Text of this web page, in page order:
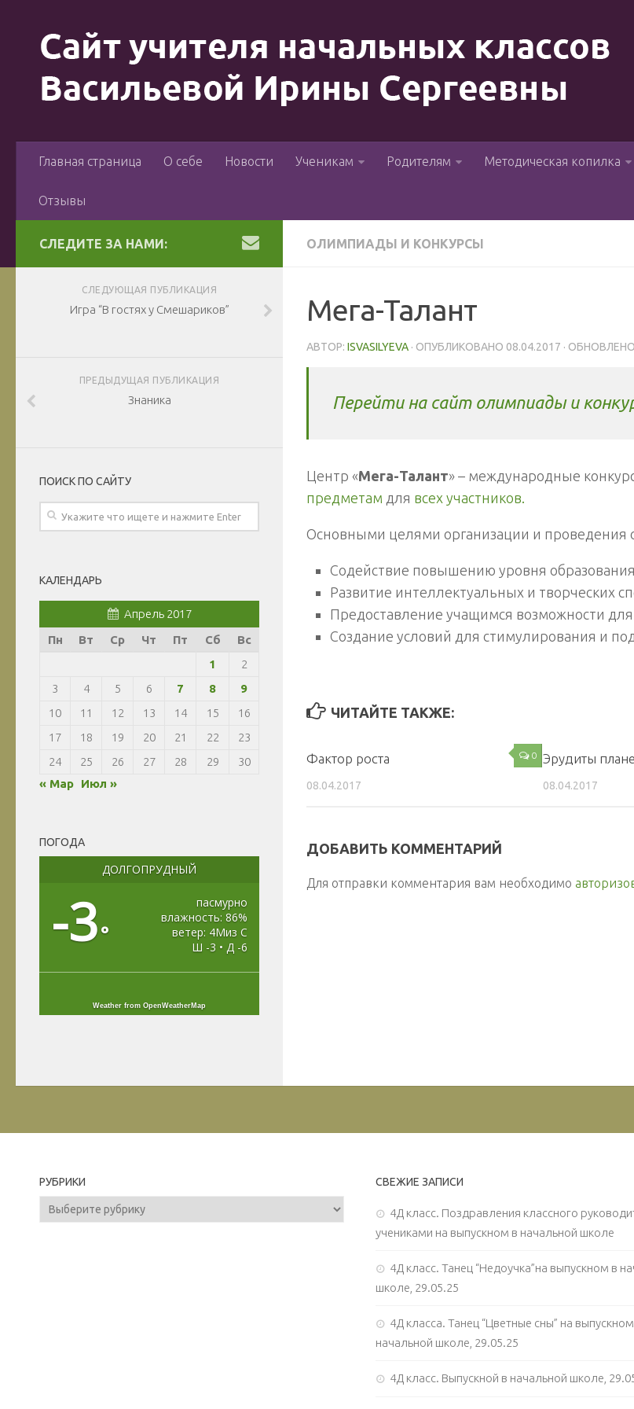
Главная страница О себе Новости Ученикам Родителям Методическая копилка
Отзывы
ОЛИМПИАДЫ И КОНКУРСЫ
Мега-Талант
АВТОР: ISVASILYEVA · ОПУБЛИКОВАНО 08.04.2017 · ОБНОВЛЕНО
Перейти на сайт олимпиады и
Центр «Мега-Талант» – международные
предметам для всех участников.
Основными целями организации и проведения
Содействие повышению уровня
Развитие интеллектуальных и творческих
Предоставление учащимся возможности
Создание условий для стимулирования и
ЧИТАЙТЕ ТАКЖЕ:
0
Фактор роста
08.04.2017
Эрудиты
08.04.2017
ДОБАВИТЬ КОММЕНТАРИЙ
Для отправки комментария вам необходимо
СЛЕДИТЕ ЗА НАМИ:
СЛЕДУЮЩАЯ ПУБЛИКАЦИЯ
Игра “В гостях у Смешариков”
ПРЕДЫДУЩАЯ ПУБЛИКАЦИЯ
Знаника
ПОИСК ПО САЙТУ
КАЛЕНДАРЬ
Апрель 2017
Пн
Вт Ср Чт Пт Сб
Вс
1
2
3
4 5 6 7 8
9
10
11 12 13 14 15
16
17
18 19 20 21 22
23
24
25 26 27 28 29
30
« Мар Июл »
ПОГОДА
ДОЛГОПРУДНЫЙ
-3°
пасмурно
влажность: 86%
ветер: 4Миз С
Ш -3 • Д -6
Weather from OpenWeatherMap
РУБРИКИ
Рубрики
СВЕЖИЕ ЗАПИСИ
4Д класс. Поздравления классного
учениками на выпускном в начальной школе
4Д класс. Танец “Недоучка”на выпускном в
школе, 29.05.25
4Д класса. Танец “Цветные сны” на
начальной школе, 29.05.25
4Д класс. Выпускной в начальной школе,